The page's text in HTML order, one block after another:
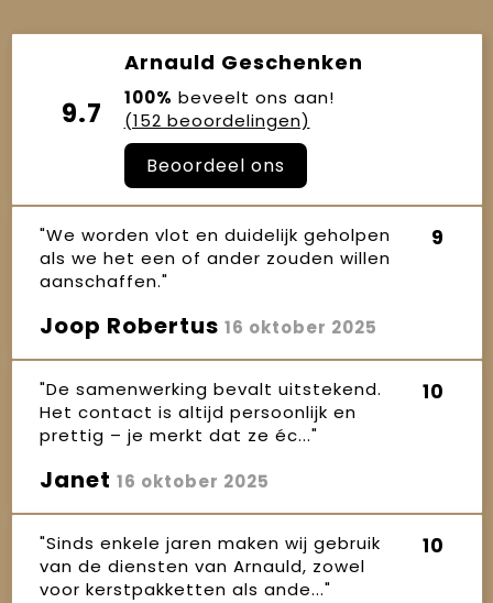
9.7
Arnauld Geschenken
100% beveelt ons aan!
(152 beoordelingen)
Beoordeel ons
"We worden vlot en duidelijk geholpen
als we het een of ander zouden willen
aanschaffen."
9
Joop Robertus 16 oktober 2025
"De samenwerking bevalt uitstekend.
Het contact is altijd persoonlijk en
prettig – je merkt dat ze éc..."
10
Janet 16 oktober 2025
"Sinds enkele jaren maken wij gebruik
van de diensten van Arnauld, zowel
voor kerstpakketten als ande..."
10